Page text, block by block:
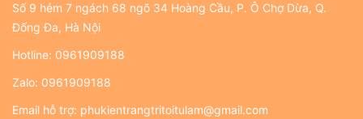
Số 9 hẻm 7 ngách 68 ngõ 34 Hoàng Cầu, P. Ô Chợ Dừa, Q.
Đống Đa, Hà Nội
Hotline: 0961909188
Zalo: 0961909188
Email hỗ trợ: phukientrangtritoitulam@gmail.com